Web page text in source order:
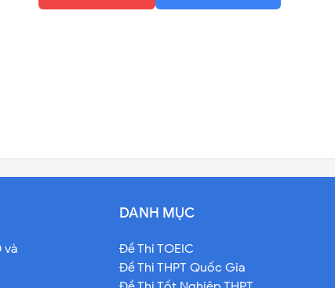
và
DANH MỤC
Đề Thi TOEIC
Đề Thi THPT Quốc Gia